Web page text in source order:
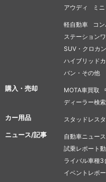
アウディ
ミニ
軽自動車 コ
ステーション
SUV・クロカン
ハイブリッド
バン・その他
購入・売却 MOTA車買取
ディーラー検索
カー用品 スタッドレス
ニュース/記事 自動車ニュース
試乗レポート
ライバル車種3
イベントレポ